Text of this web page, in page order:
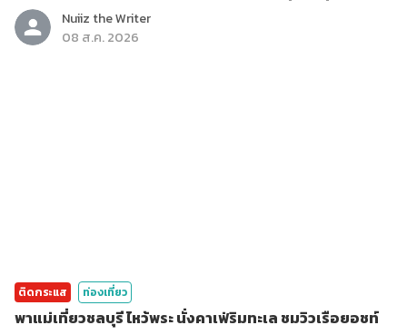
Nuiiz ​the​ Writer​
08 ส.ค. 2026
ติดกระแส ท่องเที่ยว
พาแม่เที่ยวชลบุรี ไหว้พระ นั่งคาเฟ่ริมทะเล ชมวิวเรือยอชท์